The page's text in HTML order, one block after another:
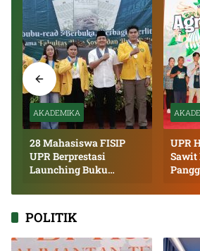
AKADEMIKA
28 Mahasiswa FISIP
UPR Berprestasi
Launching Buku
UPR
POLITIK